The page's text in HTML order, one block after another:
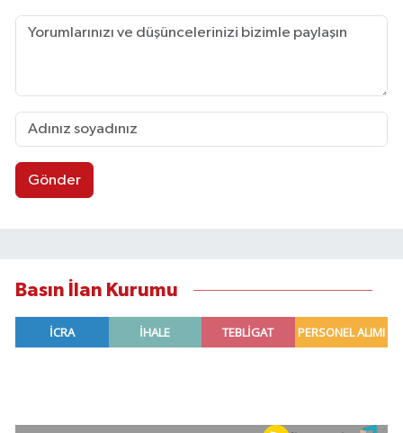
Gönder
Basın İlan Kurumu